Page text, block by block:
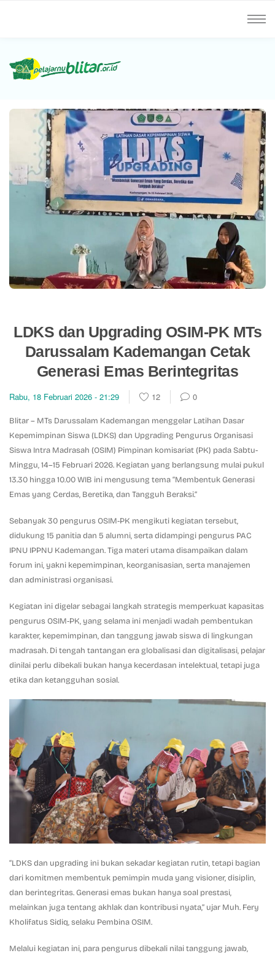
LDKS dan Upgrading OSIM-PK MTs
Darussalam Kademangan Cetak
Generasi Emas Berintegritas
Rabu, 18 Februari 2026 - 21:29 12 0
Blitar – MTs Darussalam Kademangan menggelar Latihan Dasar
Kepemimpinan Siswa (LDKS) dan Upgrading Pengurus Organisasi
Siswa Intra Madrasah (OSIM) Pimpinan komisariat (PK) pada Sabtu-
Minggu, 14–15 Februari 2026. Kegiatan yang berlangsung mulai pukul
13.30 hingga 10.00 WIB ini mengusung tema “Membentuk Generasi
Emas yang Cerdas, Beretika, dan Tangguh Beraksi.”
Sebanyak 30 pengurus OSIM-PK mengikuti kegiatan tersebut,
didukung 15 panitia dan 5 alumni, serta didampingi pengurus PAC
IPNU IPPNU Kademangan. Tiga materi utama disampaikan dalam
forum ini, yakni kepemimpinan, keorganisasian, serta manajemen
dan administrasi organisasi.
Kegiatan ini digelar sebagai langkah strategis memperkuat kapasitas
pengurus OSIM-PK, yang selama ini menjadi wadah pembentukan
karakter, kepemimpinan, dan tanggung jawab siswa di lingkungan
madrasah. Di tengah tantangan era globalisasi dan digitalisasi, pelajar
dinilai perlu dibekali bukan hanya kecerdasan intelektual, tetapi juga
etika dan ketangguhan sosial.
“LDKS dan upgrading ini bukan sekadar kegiatan rutin, tetapi bagian
dari komitmen membentuk pemimpin muda yang visioner, disiplin,
dan berintegritas. Generasi emas bukan hanya soal prestasi,
melainkan juga tentang akhlak dan kontribusi nyata,” ujar Muh. Fery
Kholifatus Sidiq, selaku Pembina OSIM.
Melalui kegiatan ini, para pengurus dibekali nilai tanggung jawab,